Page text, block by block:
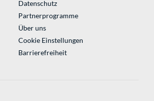
Datenschutz
Partnerprogramme
Über uns
Cookie Einstellungen
Barrierefreiheit